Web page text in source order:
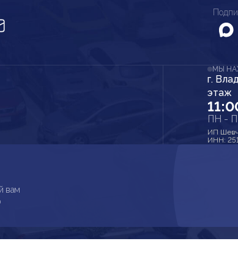
МЫ
г.
этаж
ПН -
ИП
ИНН:
вам